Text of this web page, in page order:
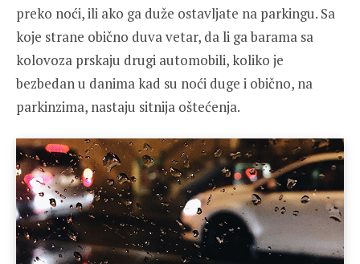
preko noći, ili ako ga duže ostavljate na parkingu. Sa
koje strane obično duva vetar, da li ga barama sa
kolovoza prskaju drugi automobili, koliko je
bezbedan u danima kad su noći duge i obično, na
parkinzima, nastaju sitnija oštećenja.